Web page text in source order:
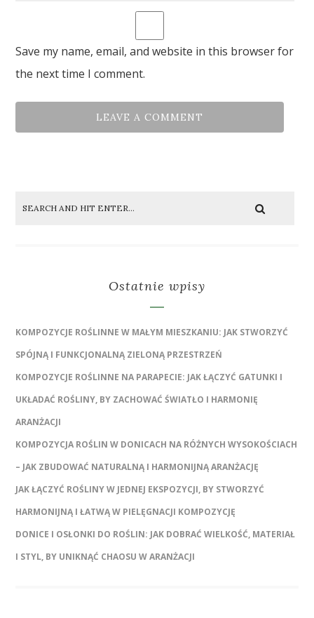
Save my name, email, and website in this browser for
the next time I comment.
Ostatnie wpisy
KOMPOZYCJE ROŚLINNE W MAŁYM MIESZKANIU: JAK STWORZYĆ
SPÓJNĄ I FUNKCJONALNĄ ZIELONĄ PRZESTRZEŃ
KOMPOZYCJE ROŚLINNE NA PARAPECIE: JAK ŁĄCZYĆ GATUNKI I
UKŁADAĆ ROŚLINY, BY ZACHOWAĆ ŚWIATŁO I HARMONIĘ
ARANŻACJI
KOMPOZYCJA ROŚLIN W DONICACH NA RÓŻNYCH WYSOKOŚCIACH
– JAK ZBUDOWAĆ NATURALNĄ I HARMONIJNĄ ARANŻACJĘ
JAK ŁĄCZYĆ ROŚLINY W JEDNEJ EKSPOZYCJI, BY STWORZYĆ
HARMONIJNĄ I ŁATWĄ W PIELĘGNACJI KOMPOZYCJĘ
DONICE I OSŁONKI DO ROŚLIN: JAK DOBRAĆ WIELKOŚĆ, MATERIAŁ
I STYL, BY UNIKNĄĆ CHAOSU W ARANŻACJI